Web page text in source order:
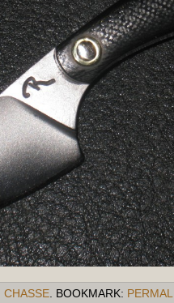
CHASSE . BOOKMARK: